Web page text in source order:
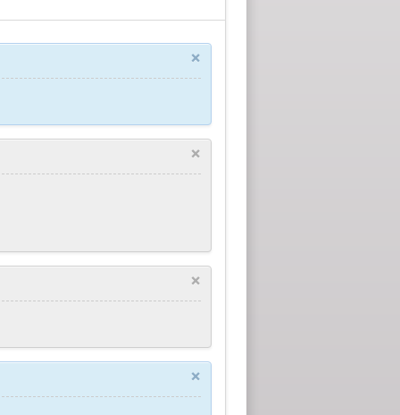
×
×
×
×